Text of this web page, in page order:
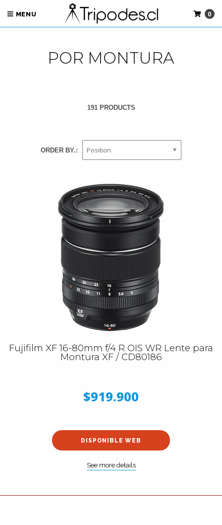
MENU 0
POR MONTURA
191 PRODUCTS
ORDER BY.:
Fujifilm XF 16-80mm f/4 R OIS WR Lente para
Montura XF / CD80186
$919.900
DISPONIBLE WEB
See more details